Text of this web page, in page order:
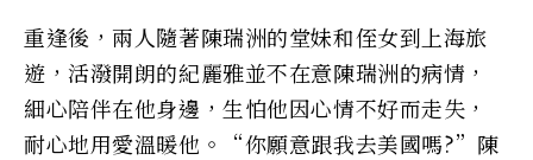
重逢後，兩人隨著陳瑞洲的堂妹和侄女到上海旅
遊，活潑開朗的紀麗雅並不在意陳瑞洲的病情，
細心陪伴在他身邊，生怕他因心情不好而走失，
耐心地用愛溫暖他。“你願意跟我去美國嗎?”陳